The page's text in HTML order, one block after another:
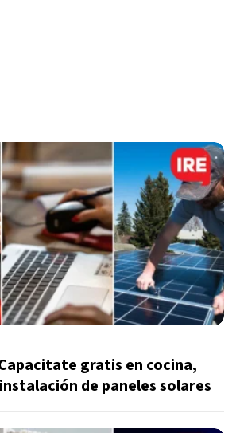
gratis en cocina,
de paneles solares